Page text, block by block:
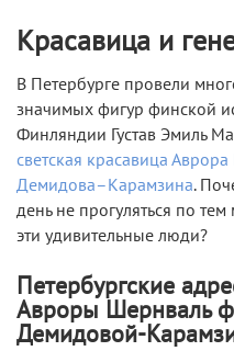
Красавица и
В Петербурге провели
значимых фигур финской
Финляндии Густав Эмиль
светская красавица
Демидова–Карамзина.
день не прогуляться по
эти удивительные люди?
Петербургские
Авроры Шернваль
Демидовой-